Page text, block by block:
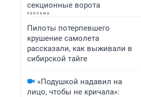
секционные ворота
Пилоты потерпевшего
крушение самолета
рассказали, как выживали в
сибирской тайге
«Подушкой надавил на
лицо, чтобы не кричала»: